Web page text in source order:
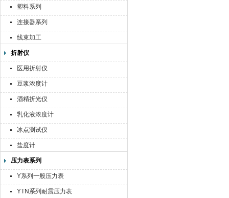
塑料系列
连接器系列
线束加工
折射仪
医用折射仪
豆浆浓度计
酒精折光仪
乳化液浓度计
冰点测试仪
盐度计
压力表系列
Y系列一般压力表
YTN系列耐震压力表